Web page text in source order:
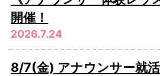
開催！
2026.7.24
8/7(金) アナウンサー就